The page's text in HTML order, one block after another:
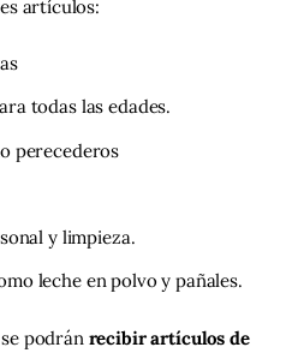
artículos:
todas las edades.
perecederos
y limpieza.
leche en polvo y pañales.
podrán recibir artículos de